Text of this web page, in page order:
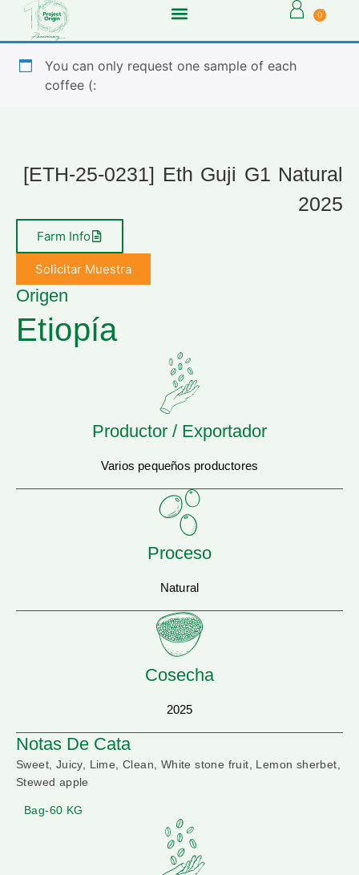
0
You can only request one sample of each
coffee (:
[ETH-25-0231] Eth Guji G1 Natural
2025
Farm Info
Solicitar Muestra
Origen
Etiopía
Productor / Exportador
Varios pequeños productores
Proceso
Natural
Cosecha
2025
Notas De Cata
Sweet, Juicy, Lime, Clean, White stone fruit, Lemon sherbet,
Stewed apple
Bag-60 KG